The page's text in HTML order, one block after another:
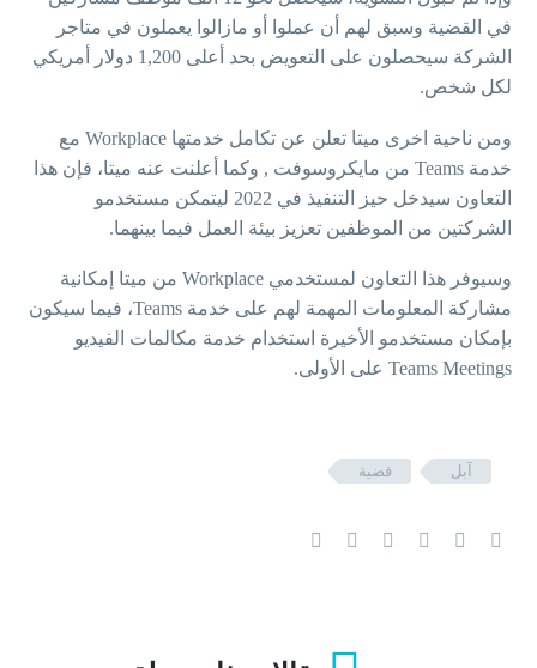
في القضية وسبق لهم أن عملوا أو مازالوا يعملون في متاجر
الشركة سيحصلون على التعويض بحد أعلى 1,200 دولار أمريكي
لكل شخص.
ومن ناحية اخرى ميتا تعلن عن تكامل خدمتها Workplace مع
خدمة Teams من مايكروسوفت , وكما أعلنت عنه ميتا، فإن هذا
التعاون سيدخل حيز التنفيذ في 2022 ليتمكن مستخدمو
الشركتين من الموظفين تعزيز بيئة العمل فيما بينهما.
وسيوفر هذا التعاون لمستخدمي Workplace من ميتا إمكانية
مشاركة المعلومات المهمة لهم على خدمة Teams، فيما سيكون
بإمكان مستخدمو الأخيرة استخدام خدمة مكالمات الفيديو
Teams Meetings على الأولى.
آبل قضية